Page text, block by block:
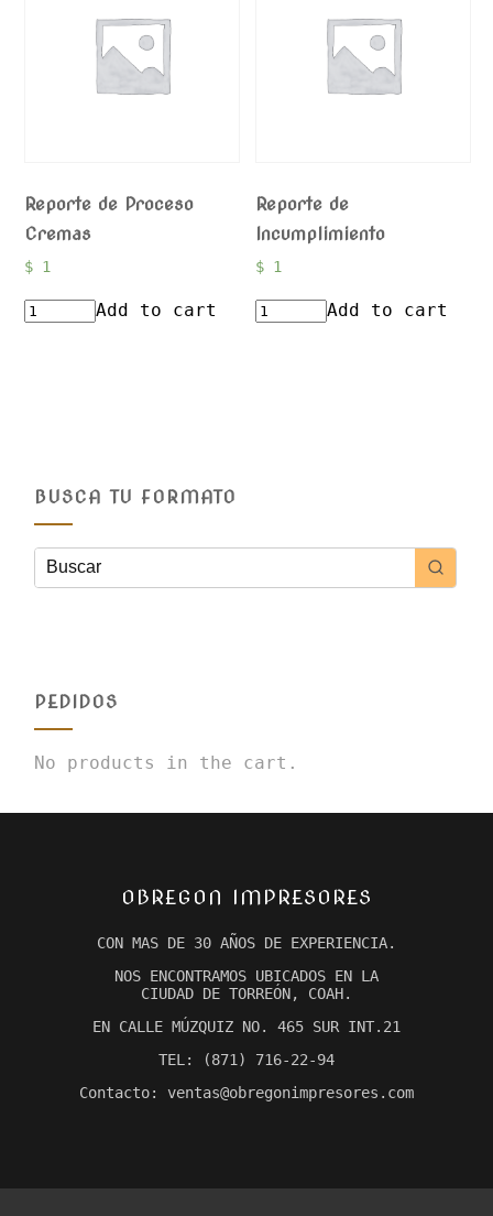
Reporte de Proceso
Cremas
$1
Add to cart
Reporte de
Incumplimiento
$ 1
Add to cart
BUSCA TU FORMATO
PEDIDOS
No products in the cart.
OBREGON IMPRESORES
CON MAS DE 30 AÑOS DE EXPERIENCIA.
NOS ENCONTRAMOS UBICADOS EN LA
CIUDAD DE TORREÓN, COAH.
EN CALLE MÚZQUIZ NO. 465 SUR INT.21
TEL: (871) 716-22-94
Contacto: ventas@obregonimpresores.com